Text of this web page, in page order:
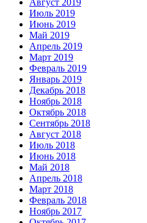
Август 2019
Июль 2019
Июнь 2019
Май 2019
Апрель 2019
Март 2019
Февраль 2019
Январь 2019
Декабрь 2018
Ноябрь 2018
Октябрь 2018
Сентябрь 2018
Август 2018
Июль 2018
Июнь 2018
Май 2018
Апрель 2018
Март 2018
Февраль 2018
Ноябрь 2017